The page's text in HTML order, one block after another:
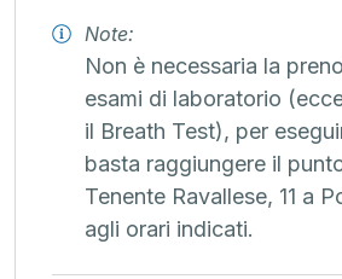
Note:
Non è necessaria la
esami di laboratorio
il Breath Test), per
basta raggiungere il
Tenente Ravallese, 11 a
agli orari indicati.